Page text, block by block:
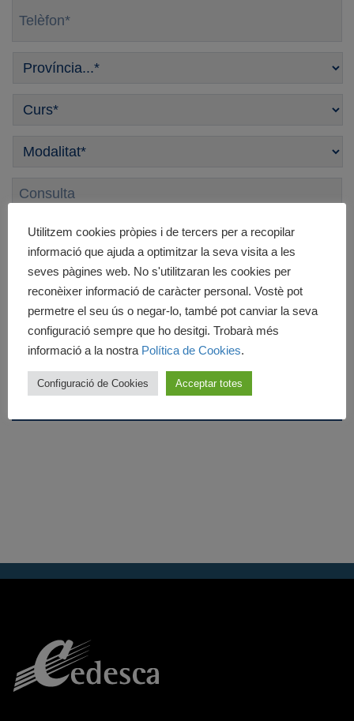
Província
Curso
Modalitat *
Consulta
Legal *
He llegit i accepto l'Avís Legal i laPolítica de
Privacitat. *
Newsletter
Accepto rebre informació. (Pots donar-te de
baixa en qualsevol moment.)
Utilitzem cookies pròpies i de tercers per a recopilar
informació que ajuda a optimitzar la seva visita a les
seves pàgines web. No s'utilitzaran les cookies per
reconèixer informació de caràcter personal. Vostè pot
permetre el seu ús o negar-lo, també pot canviar la seva
configuració sempre que ho desitgi. Trobarà més
informació a la nostra Política de Cookies.
Configuració de Cookies Acceptar totes